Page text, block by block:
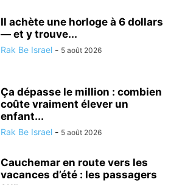
Il achète une horloge à 6 dollars
— et y trouve...
Rak Be Israel - 5 août 2026
Ça dépasse le million : combien
coûte vraiment élever un
enfant...
Rak Be Israel - 5 août 2026
Cauchemar en route vers les
vacances d’été : les passagers